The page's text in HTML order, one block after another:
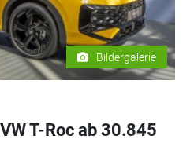
Bildergalerie
T-Roc ab 30.845